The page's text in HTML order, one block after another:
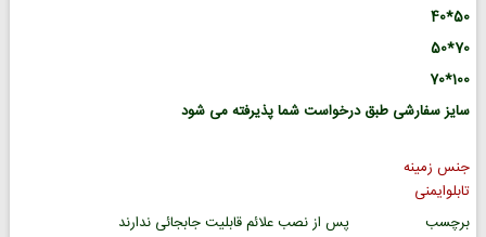
50*40
70*50
100*70
سایز سفارشی طبق درخواست شما پذیرفته می شود
جنس زمینه
تابلوایمنی
برچسب
پس از نصب علائم قابلیت جابجائی ندارند